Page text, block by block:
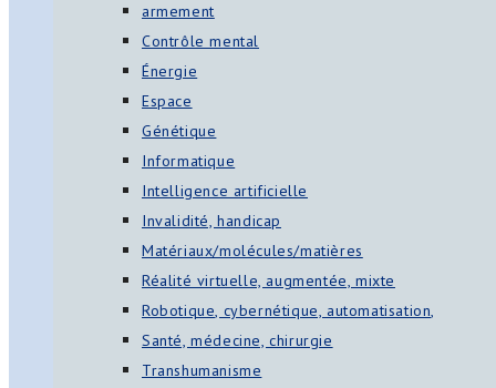
armement
Contrôle mental
Énergie
Espace
Génétique
Informatique
Intelligence artificielle
Invalidité, handicap
Matériaux/molécules/matières
Réalité virtuelle, augmentée, mixte
Robotique, cybernétique, automatisation,
Santé, médecine, chirurgie
Transhumanisme